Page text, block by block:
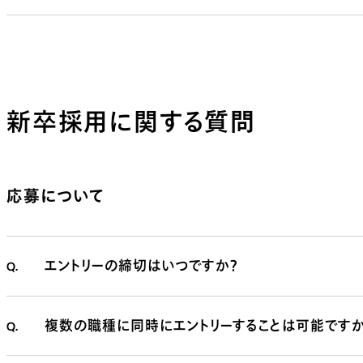
新卒採用に関する質問
応募について
Q. エントリーの締切はいつですか？
Q. 複数の職種に同時にエントリーすることは可能です